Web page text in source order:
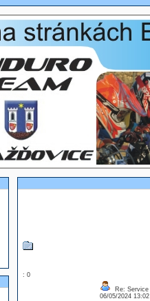
: 0
Re: Service
06/05/2024